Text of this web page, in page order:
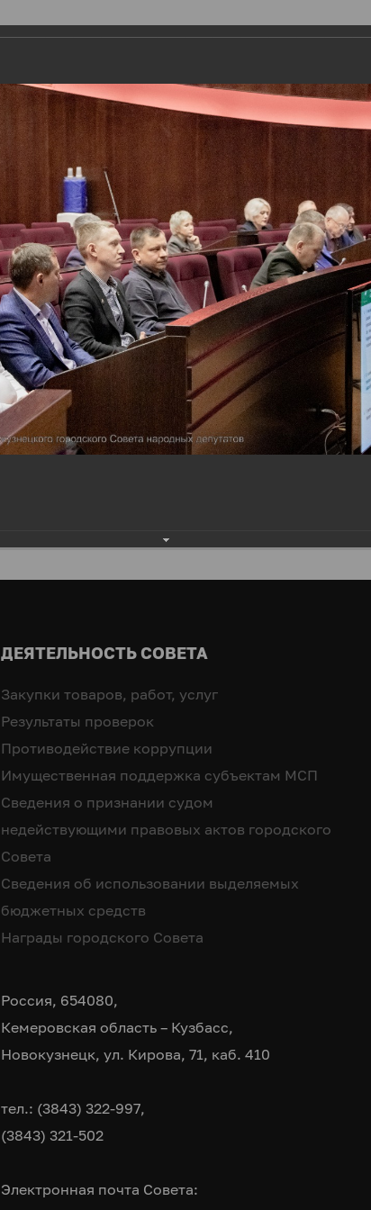
ДЕПУТАТЫ ПРАВОТВОРЧЕСТВО
ДЕЯТЕЛЬНОСТЬ СОВЕТА
Закупки товаров, работ, услуг
Результаты проверок
Противодействие коррупции
Имущественная поддержка субъектам МСП
Сведения о признании судом
недействующими правовых актов городского
Совета
Сведения об использовании выделяемых
бюджетных средств
Награды городского Совета
Россия, 654080,
Кемеровская область – Кузбасс,
Новокузнецк, ул. Кирова, 71, каб. 410
тел.: (3843) 322-997,
(3843) 321-502
Электронная почта Совета: